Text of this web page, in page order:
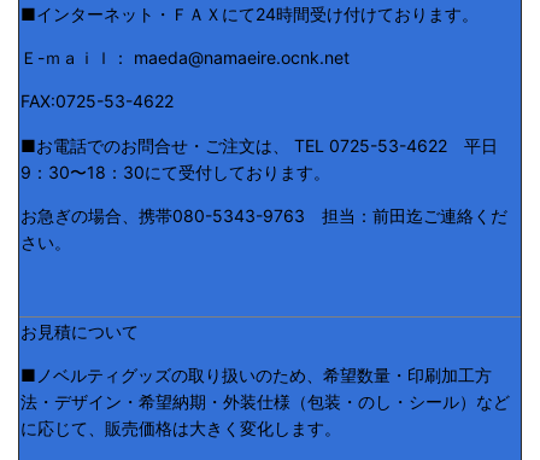
■インターネット・ＦＡＸにて24時間受け付けております。
Ｅ-ｍａｉｌ： maeda@namaeire.ocnk.net
FAX:0725-53-4622
■お電話でのお問合せ・ご注文は、 TEL 0725-53-4622 平日
9：30〜18：30にて受付しております。
お急ぎの場合、携帯080-5343-9763 担当：前田迄ご連絡くだ
さい。
お見積について
■ノベルティグッズの取り扱いのため、希望数量・印刷加工方
法・デザイン・希望納期・外装仕様（包装・のし・シール）など
に応じて、販売価格は大きく変化します。